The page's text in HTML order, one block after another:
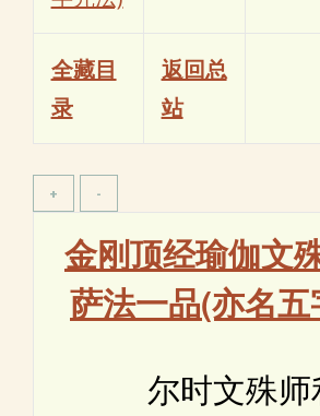
全藏目
录
返回总
站
金刚顶经瑜伽文
萨法一品(亦名
尔时文殊师